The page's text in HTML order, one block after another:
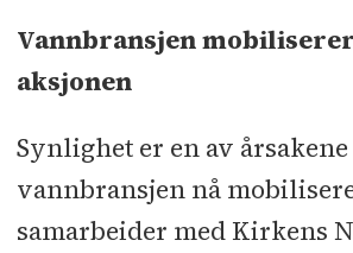
Vannbransjen
aksjonen
Synlighet er en av
vannbransjen nå
samarbeider med Kirkens